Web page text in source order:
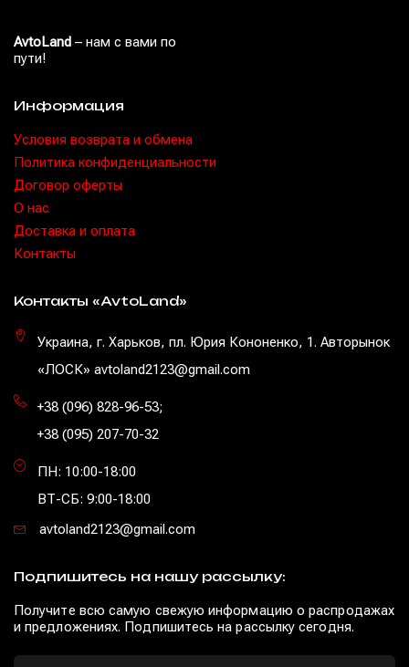
AvtoLand – нам с вами по
пути!
Информация
Условия возврата и обмена
Политика конфиденциальности
Договор оферты
O нас
Доставка и оплата
Контакты
Контакты «AvtoLand»
Украина, г. Харьков, пл. Юрия Кононенко, 1. Авторынок
«ЛОСК» avtoland2123@gmail.com
+38 (096) 828-96-53;
+38 (095) 207-70-32
ПН: 10:00-18:00
ВТ-СБ: 9:00-18:00
avtoland2123@gmail.com
Подпишитесь на нашу рассылку:
Получите всю самую свежую информацию о распродажах
и предложениях. Подпишитесь на рассылку сегодня.